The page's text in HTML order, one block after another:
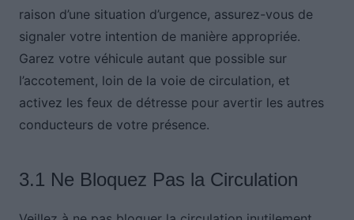
raison d’une situation d’urgence, assurez-vous de
signaler votre intention de manière appropriée.
Garez votre véhicule autant que possible sur
l’accotement, loin de la voie de circulation, et
activez les feux de détresse pour avertir les autres
conducteurs de votre présence.
3.1 Ne Bloquez Pas la Circulation